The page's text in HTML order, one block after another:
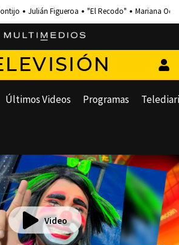
Julián Figueroa "El Recodo" Mariana
Últimos Videos Programas
Video